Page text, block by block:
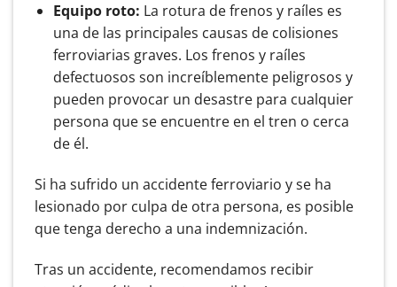
Equipo roto: La rotura de frenos y raíles es
una de las principales causas de colisiones
ferroviarias graves. Los frenos y raíles
defectuosos son increíblemente peligrosos y
pueden provocar un desastre para cualquier
persona que se encuentre en el tren o cerca
de él.
Si ha sufrido un accidente ferroviario y se ha
lesionado por culpa de otra persona, es posible
que tenga derecho a una indemnización.
Tras un accidente, recomendamos recibir